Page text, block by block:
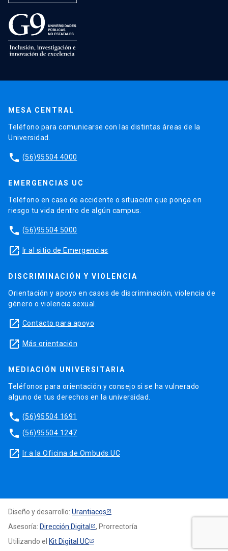
MESA CENTRAL
Teléfono para comunicarse con las distintas áreas de la
Universidad.
phone (56)95504 4000
EMERGENCIAS UC
Teléfono en caso de accidente o situación que ponga en
riesgo tu vida dentro de algún campus.
phone (56)95504 5000
launch Ir al sitio de Emergencias
DISCRIMINACIÓN Y VIOLENCIA
Orientación y apoyo en casos de discriminación, violencia de
género o violencia sexual.
launch Contacto para apoyo
launch Más orientación
MEDIACIÓN UNIVERSITARIA
Teléfonos para orientación y consejo si se ha vulnerado
alguno de tus derechos en la universidad.
phone (56)95504 1691
phone (56)95504 1247
launch Ir a la Oficina de Ombuds UC
Diseño y desarrollo: Urantiacos
Asesoría: Dirección Digital
, Prorrectoría
Utilizando el Kit Digital UC